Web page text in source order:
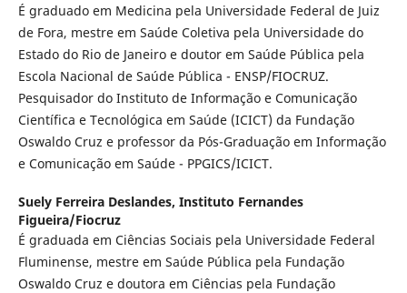
É graduado em Medicina pela Universidade Federal de Juiz
de Fora, mestre em Saúde Coletiva pela Universidade do
Estado do Rio de Janeiro e doutor em Saúde Pública pela
Escola Nacional de Saúde Pública - ENSP/FIOCRUZ.
Pesquisador do Instituto de Informação e Comunicação
Científica e Tecnológica em Saúde (ICICT) da Fundação
Oswaldo Cruz e professor da Pós-Graduação em Informação
e Comunicação em Saúde - PPGICS/ICICT.
Suely Ferreira Deslandes, Instituto Fernandes
Figueira/Fiocruz
É graduada em Ciências Sociais pela Universidade Federal
Fluminense, mestre em Saúde Pública pela Fundação
Oswaldo Cruz e doutora em Ciências pela Fundação